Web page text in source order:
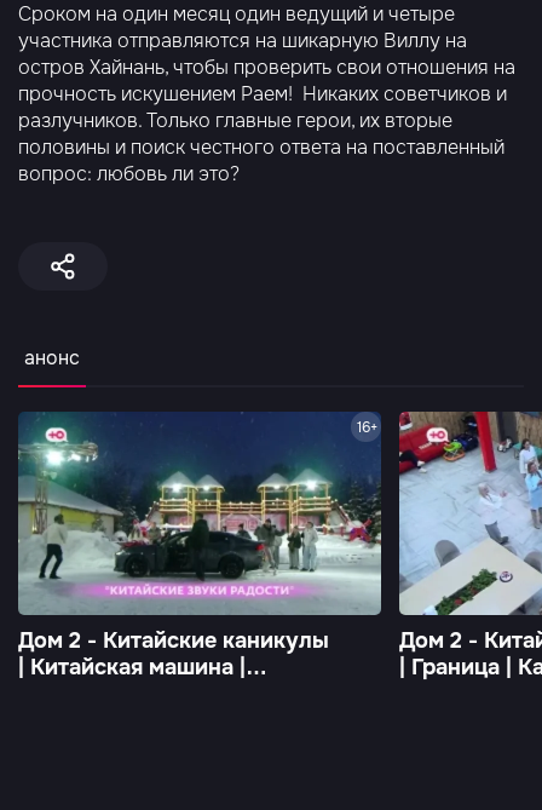
Сроком на один месяц один ведущий и четыре
участника отправляются на шикарную Виллу на
остров Хайнань, чтобы проверить свои отношения на
прочность искушением Раем! Никаких советчиков и
разлучников. Только главные герои, их вторые
половины и поиск честного ответа на поставленный
вопрос: любовь ли это?
анонс
16+
Дом 2 - Китайские каникулы
| Китайская машина |
Дом 2 -
| Граница |